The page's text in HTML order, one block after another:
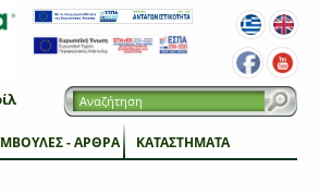
- ΑΡΘΡΑ ΚΑΤΑΣΤΗΜΑΤΑ